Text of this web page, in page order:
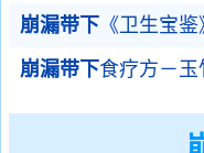
崩漏带下 《卫生宝鉴
崩漏带下食疗方－玉